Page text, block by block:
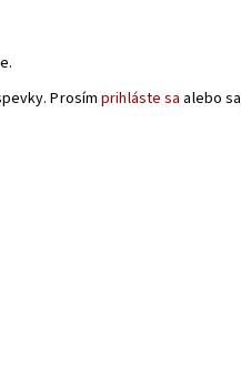
Prosímprihláste sa alebo sa